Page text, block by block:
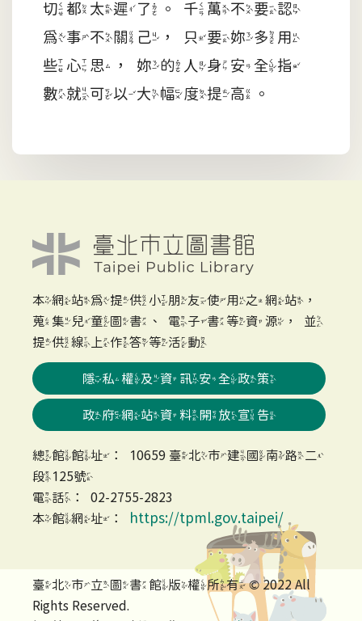
切都太遲了。千萬不要認
為事不關己，只要妳多用
些心思，妳的人身安全指
數就可以大幅度提高。
本網站為提供小朋友使用之網站，
蒐集兒童圖書、電子書等資源，並
提供線上作答等活動
隱私權及資訊安全政策
政府網站資料開放宣告
總館館址：10659 臺北市建國南路二
段125號
電話：02-2755-2823
本館網址：
https://tpml.gov.taipei/
臺北市立圖書館版權所有 © 2022 All
Rights Reserved.